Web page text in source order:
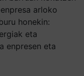
arloko
honekin:
eta
enpresen eta